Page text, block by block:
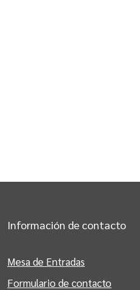
Información de contacto
Mesa de Entradas
Formulario de contacto